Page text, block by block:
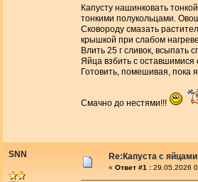
Капусту нашинковать
тонкими полукольцами.
Сковороду смазать
крышкой при слабом
Влить 25 г сливок, всыпать
Яйца взбить с оставшимися
Готовить, помешивая, пока
Смачно до нестями!!!
SNN Re:Капуста с
« Ответ #1 : 29.05.2026